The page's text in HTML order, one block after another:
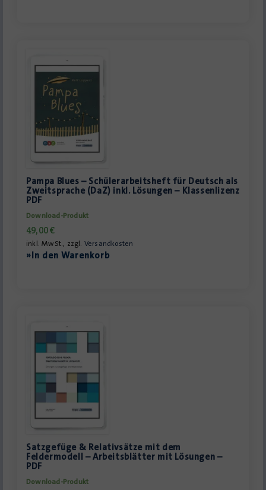
Pampa Blues – Schülerarbeitsheft für Deutsch als
Zweitsprache (DaZ) inkl. Lösungen – Klassenlizenz
PDF
Download-Produkt
49,00€
inkl. MwSt., zzgl. Versandkosten
»In den Warenkorb
Satzgefüge & Relativsätze mit dem
Feldermodell – Arbeitsblätter mit Lösungen –
PDF
Download-Produkt